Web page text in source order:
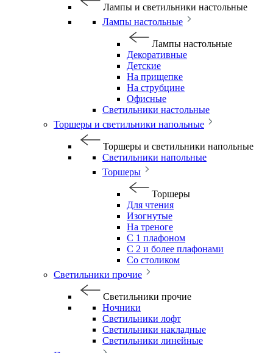
Лампы и светильники настольные
Лампы настольные
Лампы настольные
Декоративные
Детские
На прищепке
На струбцине
Офисные
Светильники настольные
Торшеры и светильники напольные
Торшеры и светильники напольные
Светильники напольные
Торшеры
Торшеры
Для чтения
Изогнутые
На треноге
С 1 плафоном
С 2 и более плафонами
Со столиком
Светильники прочие
Светильники прочие
Ночники
Светильники лофт
Светильники накладные
Светильники линейные